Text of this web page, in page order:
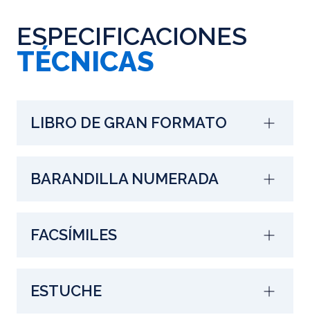
ESPECIFICACIONES
TÉCNICAS
LIBRO DE GRAN FORMATO
BARANDILLA NUMERADA
FACSÍMILES
ESTUCHE